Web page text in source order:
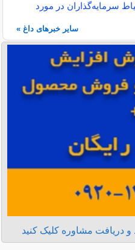
سرمایه‌گذاران در مورد
سایر خبرهای داغ »
دریافت مشاوره کلیک کنید